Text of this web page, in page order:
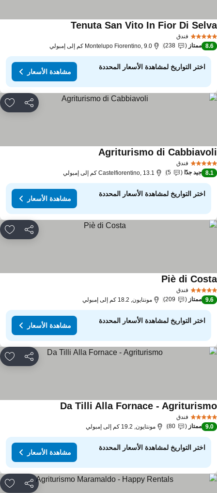
فندق
Tenuta San Vito In Fior Diمشاهدة الأسعار
8.6 ممتاز 238 Montelupo Fiorentino, 9.0 كم إلى إمبولي
اختر التواريخ لمشاهدة الأسعار المحددة
مشاهدة الأسعار
مشاركة
فندق
Agriturismo di مشاهدة الأسعار
8.1 جيد جدًا 5 Castelfiorentino, 13.1 كم إلى إمبولي
اختر التواريخ لمشاهدة الأسعار المحددة
مشاهدة الأسعار
مشاركة
فندق
Piè diمشاهدة الأسعار
9.6 ممتاز 209 مونتايون, 18.2 كم إلى إمبولي
اختر التواريخ لمشاهدة الأسعار المحددة
مشاهدة الأسعار
مشاركة
فندق
Da Tilli Alla Fornace -مشاهدة الأسعار
9.0 ممتاز 80 مونتايون, 19.2 كم إلى إمبولي
اختر التواريخ لمشاهدة الأسعار المحددة
مشاهدة الأسعار
مشاركة